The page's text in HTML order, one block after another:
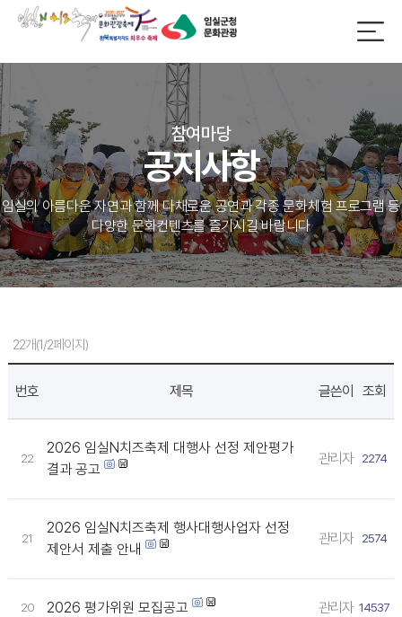
참여마당
공지사항
임실의 아름다운 자연과 함께 다채로운 공연과 각종 문화체험 프로그램 등
다양한 문화컨텐츠를 즐기시길 바랍니다
22개(1/2페이지)
번호 제목 글쓴이 조회
22
2026 임실N치즈축제 대행사 선정 제안평가
결과 공고
관리자 2274
21
2026 임실N치즈축제 행사대행사업자 선정
제안서 제출 안내
관리자 2574
20 2026 평가위원 모집공고 관리자 14537